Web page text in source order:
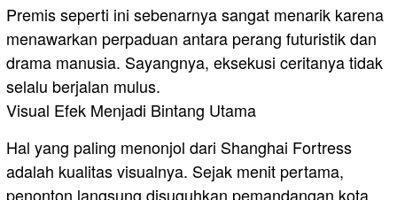
Premis seperti ini sebenarnya sangat menarik karena
menawarkan perpaduan antara perang futuristik dan
drama manusia. Sayangnya, eksekusi ceritanya tidak
selalu berjalan mulus.
Visual Efek Menjadi Bintang Utama
Hal yang paling menonjol dari Shanghai Fortress
adalah kualitas visualnya. Sejak menit pertama,
penonton langsung disuguhkan pemandangan kota